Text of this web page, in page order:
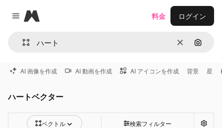
Close menu
Magnific
消去 画像で
料金 ログイン
AI 画像を作成 AI 動画を作成 AI アイコンを作成 背景 星
ハートベクター
ベクトル 検索フィルター